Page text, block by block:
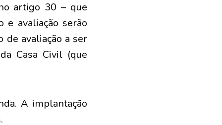
artigo 30 – que
e avaliação serão
de avaliação a ser
Casa Civil (que
A implantação